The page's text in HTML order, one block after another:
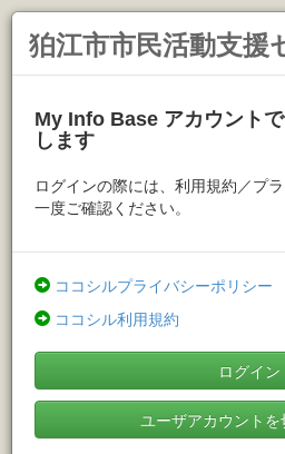
狛江市市民活動支援
My Info Base アカウント
します
ログインの際には、利用規約／プ
一度ご確認ください。
ココシルプライバシーポリシー
ココシル利用規約
ログイン
ユーザアカウントを